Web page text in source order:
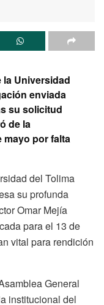
la Universidad
enviada
su solicitud
de la
mayo por falta
del Tolima
su profunda
Omar Mejía
para el 13 de
vital para rendición
General
institucional del